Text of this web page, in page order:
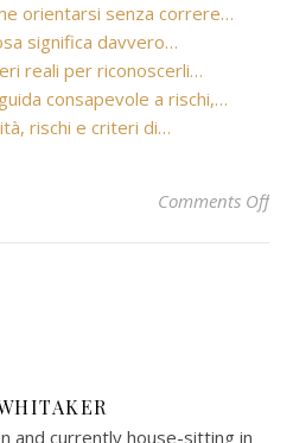
orientarsi senza correre…
significa davvero…
reali per riconoscerli…
consapevole a rischi,…
rischi e criteri di…
Comments Offon
and currently house-sitting in